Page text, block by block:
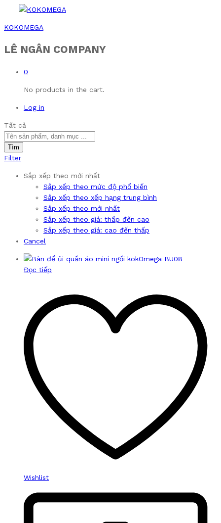
KOKOMEGA
LÊ NGÂN COMPANY
0
No products in the cart.
Log in
Tất cả
Tìm
Filter
Sắp xếp theo mới nhất
Sắp xếp theo mức độ phổ biến
Sắp xếp theo xếp hạng trung bình
Sắp xếp theo mới nhất
Sắp xếp theo giá: thấp đến cao
Sắp xếp theo giá: cao đến thấp
Cancel
Đọc tiếp
Wishlist